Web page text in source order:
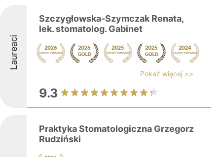
Laureaci
Szczygłowska-Szymczak Renata,
lek. stomatolog. Gabinet
Pokaż więcej >>
9.3
Praktyka Stomatologiczna Grzegorz
Rudziński